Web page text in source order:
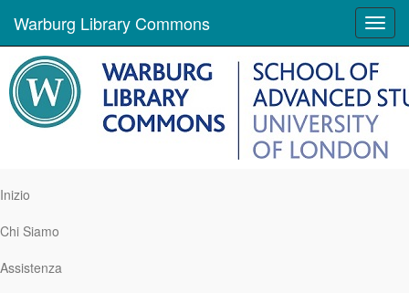
Warburg Library Commons
Inizio
Chi Siamo
Assistenza